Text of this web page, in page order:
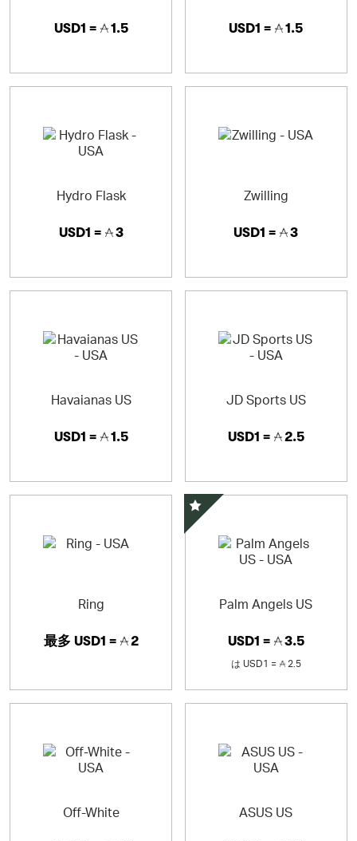
USD1 = 1.5 USD1 = 1.5
Hydro Flask
USD1 = 3
Zwilling
USD1 = 3
Havaianas US
USD1 = 1.5
JD Sports US
USD1 = 2.5
Ring
最多 USD1 = 2
Palm Angels US
USD1 = 3.5
は USD1 = 2.5
スペシャルオファー
Off-White ASUS US